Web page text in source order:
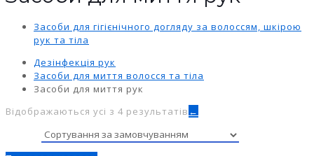
Засоби для гігієнічного догляду за волоссям, шкірою
рук та тіла
Дезінфекція рук
Засоби для миття волосся та тіла
Засоби для миття рук
Відображаються усі з 4 результатів ←